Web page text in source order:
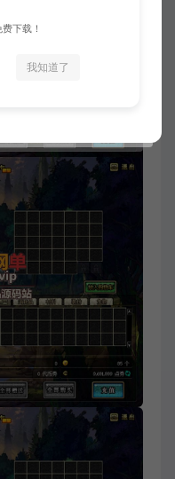
下载！
我知道了